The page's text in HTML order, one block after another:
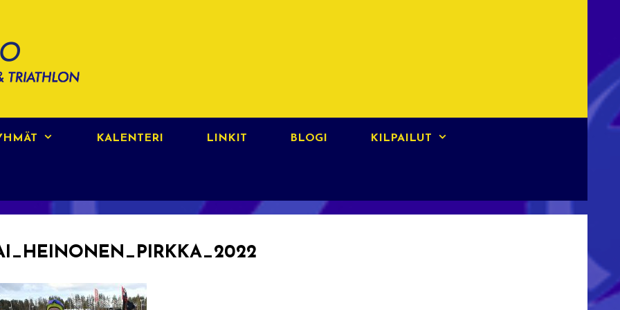
KALENTERI LINKIT BLOGI KILPAILUT